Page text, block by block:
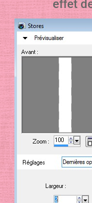
effet